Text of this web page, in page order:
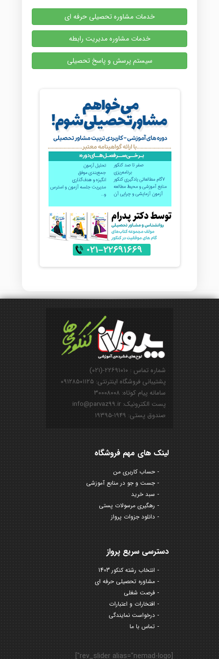
خدمات مشاوره تحصیلی حرفه ای
خدمات مشاوره مدیریت رابطه
سیستم پرسش و پاسخ تحصیلی
شماره تماس : ۲۲۶۹۱۰۱۰-(۰۲۱)
پشتیبانی فروشگاه اینترنتی: ۰۹۱۲۸۵۰۱۱۲۵
سامانه پیام کوتاه: ۳۰۰۰۸۰۰۸
پست الکترونیک: info@parvaz99.ir
صندوق پستی: ۱۹۴۹-۱۹۳۹۵
لینک های مهم فروشگاه
حساب کاربری من
جست و جو در منابع آموزشی
سبد خرید
رهگیری مرسولات پستی
دانلود جزوات پرواز
دسترسی سریع پرواز
انتخاب رشته کنکور 1403
مشاوره تحصیلی حرفه ای
فرصت شغلی
افتخارات و اعتبارات
درخواست نمایندگی
تماس با ما
[rev_slider alias="nemad-logo"]